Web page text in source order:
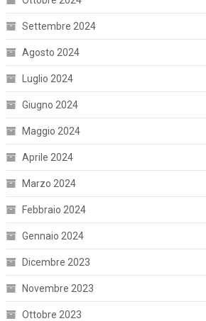
Settembre 2024
Agosto 2024
Luglio 2024
Giugno 2024
Maggio 2024
Aprile 2024
Marzo 2024
Febbraio 2024
Gennaio 2024
Dicembre 2023
Novembre 2023
Ottobre 2023